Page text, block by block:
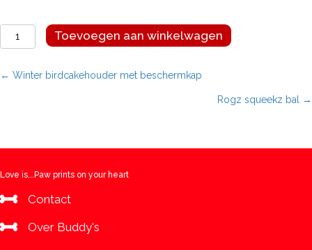
pindahouder
Toevoegen aan winkelwagen
Posts
← Winter birdcakehouder met beschermkap
Rogz squeekz bal →
Love is...Paw prints on your heart
Contact
Over Buddy's